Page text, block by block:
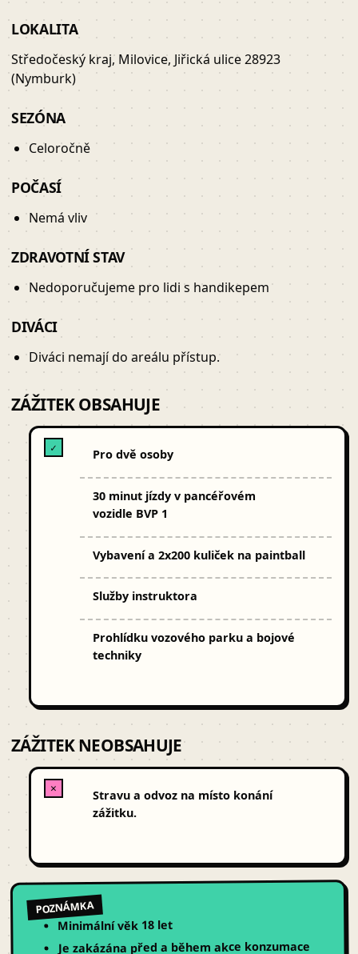
LOKALITA
Středočeský kraj, Milovice, Jiřická ulice 28923
(Nymburk)
SEZÓNA
Celoročně
POČASÍ
Nemá vliv
ZDRAVOTNÍ STAV
Nedoporučujeme pro lidi s handikepem
DIVÁCI
Diváci nemají do areálu přístup.
ZÁŽITEK OBSAHUJE
✓ Pro dvě osoby
30 minut jízdy v pancéřovém
vozidle BVP 1
Vybavení a 2x200 kuliček na paintball
Služby instruktora
Prohlídku vozového parku a bojové
techniky
ZÁŽITEK NEOBSAHUJE
✕
Stravu a odvoz na místo konání
zážitku.
POZNÁMKA
Minimální věk 18 let
Je zakázána před a během akce konzumace